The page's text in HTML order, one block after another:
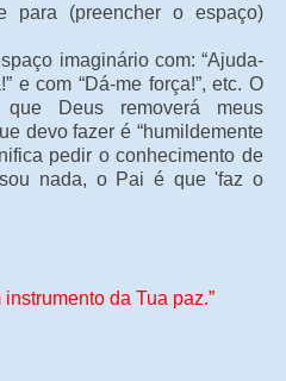
para (preencher o espaço)
imaginário com: “Ajuda-
e com “Dá-me força!”, etc. O
que Deus removerá meus
devo fazer é “humildemente
pedir o conhecimento de
nada, o Pai é que 'faz o
da Tua paz.”